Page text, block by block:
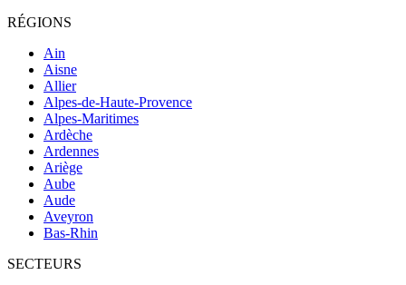
RÉGIONS
Ain
Aisne
Allier
Alpes-de-Haute-Provence
Alpes-Maritimes
Ardèche
Ardennes
Ariège
Aube
Aude
Aveyron
Bas-Rhin
SECTEURS